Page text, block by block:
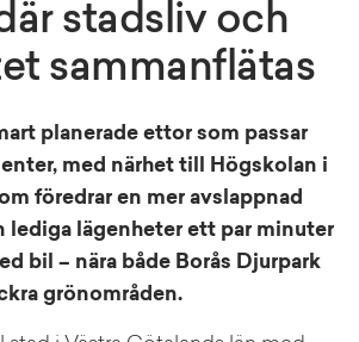
stadsliv och
sammanflätas
planerade ettor som passar
med närhet till Högskolan i
föredrar en mer avslappnad
lediga lägenheter ett par minuter
bil – nära både Borås Djurpark
grönområden.